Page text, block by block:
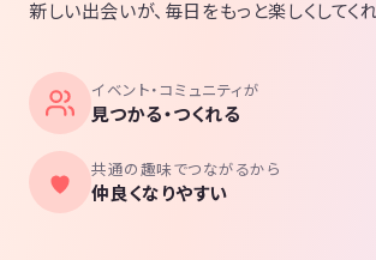
新しい出会いが、毎日をもっと楽しくしてくれ
イベント・コミュニティが
見つかる・つくれる
共通の趣味でつながるから
仲良くなりやすい